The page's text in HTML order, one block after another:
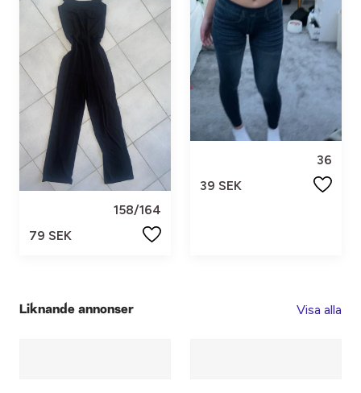
158/164
79 SEK
36
39 SEK
Liknande annonser Visa alla